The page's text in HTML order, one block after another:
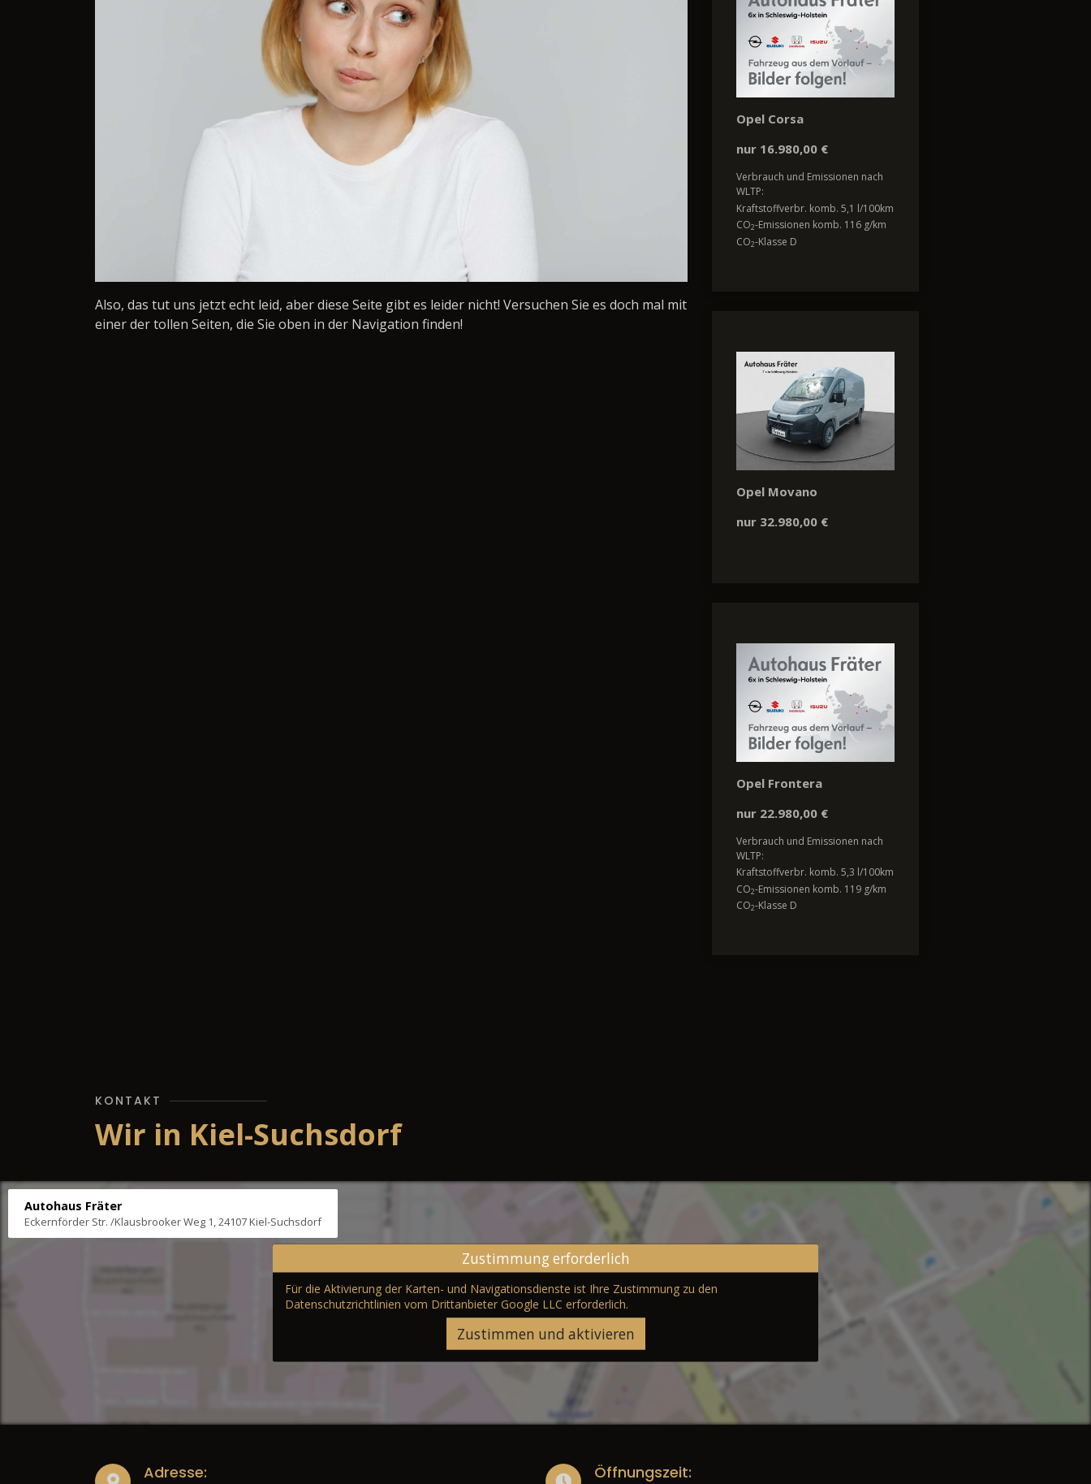
Also, das tut uns jetzt echt leid, aber diese Seite gibt es leider nicht! Versuchen Sie es doch mal mit
einer der tollen Seiten, die Sie oben in der Navigation finden!
Opel Corsa
nur 16.980,00 €
Verbrauch und Emissionen nach
WLTP:
Kraftstoffverbr. komb. 5,1 l/100km
CO2-Emissionen komb. 116 g/km
CO2-Klasse D
Opel Movano
nur 32.980,00 €
Opel Frontera
nur 22.980,00 €
Verbrauch und Emissionen nach
WLTP:
Kraftstoffverbr. komb. 5,3 l/100km
CO2-Emissionen komb. 119 g/km
CO2-Klasse D
KONTAKT
Wir in Kiel-Suchsdorf
Autohaus Fräter
Eckernförder Str. /Klausbrooker Weg 1, 24107 Kiel-Suchsdorf
Zustimmung erforderlich
Für die Aktivierung der Karten- und Navigationsdienste ist Ihre Zustimmung zu den
Datenschutzrichtlinien vom Drittanbieter Google LLC erforderlich.
Zustimmen und aktivieren
Adresse: Öffnungszeit: